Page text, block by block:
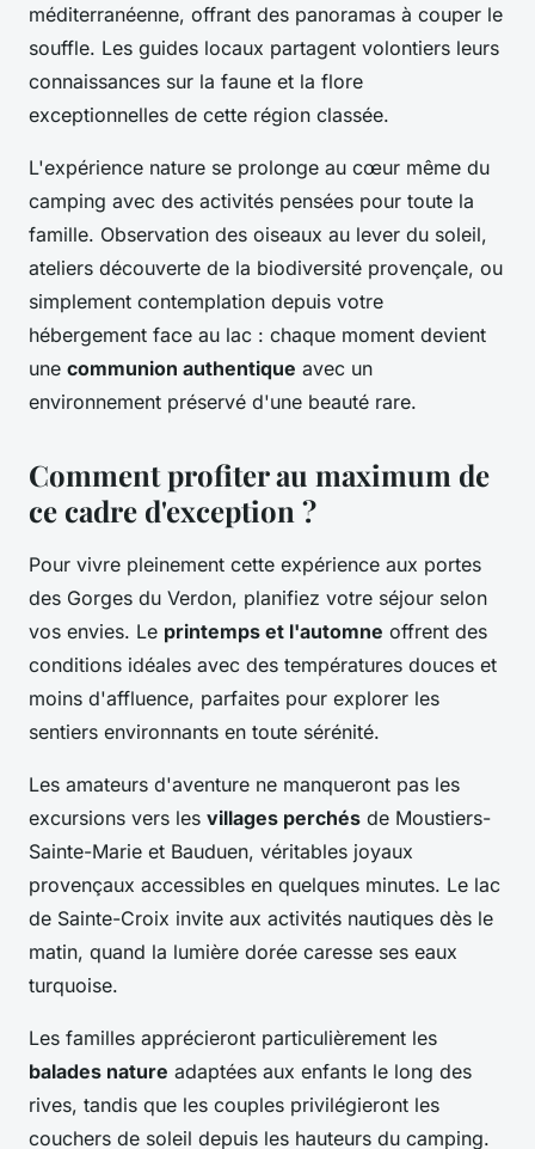
méditerranéenne, offrant des panoramas à couper le
souffle. Les guides locaux partagent volontiers leurs
connaissances sur la faune et la flore
exceptionnelles de cette région classée.
L'expérience nature se prolonge au cœur même du
camping avec des activités pensées pour toute la
famille. Observation des oiseaux au lever du soleil,
ateliers découverte de la biodiversité provençale, ou
simplement contemplation depuis votre
hébergement face au lac : chaque moment devient
une communion authentique avec un
environnement préservé d'une beauté rare.
Comment profiter au maximum de
ce cadre d'exception ?
Pour vivre pleinement cette expérience aux portes
des Gorges du Verdon, planifiez votre séjour selon
vos envies. Le printemps et l'automne offrent des
conditions idéales avec des températures douces et
moins d'affluence, parfaites pour explorer les
sentiers environnants en toute sérénité.
Les amateurs d'aventure ne manqueront pas les
excursions vers les villages perchés de Moustiers-
Sainte-Marie et Bauduen, véritables joyaux
provençaux accessibles en quelques minutes. Le lac
de Sainte-Croix invite aux activités nautiques dès le
matin, quand la lumière dorée caresse ses eaux
turquoise.
Les familles apprécieront particulièrement les
balades nature adaptées aux enfants le long des
rives, tandis que les couples privilégieront les
couchers de soleil depuis les hauteurs du camping.